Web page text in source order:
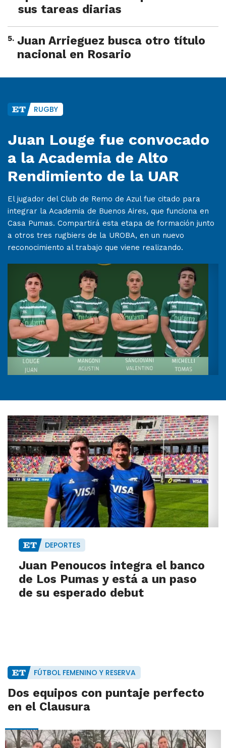
sus tareas diarias
5. Juan Arrieguez busca otro título
nacional en Rosario
RUGBY
Juan Louge fue convocado
a la Academia de Alto
Rendimiento de la UAR
El jugador del Club de Remo de Azul fue citado para
integrar la Academia de Buenos Aires, que funciona en
Casa Pumas. Compartirá esta etapa de formación junto
a otros tres rugbiers de la UROBA, en un nuevo
reconocimiento al trabajo que viene realizando.
DEPORTES
Juan Penoucos integra el banco
de Los Pumas y está a un paso
de su esperado debut
FÚTBOL FEMENINO Y RESERVA
Dos equipos con puntaje perfecto
en el Clausura